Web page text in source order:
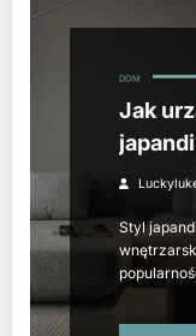
DOM
Jak
Styl